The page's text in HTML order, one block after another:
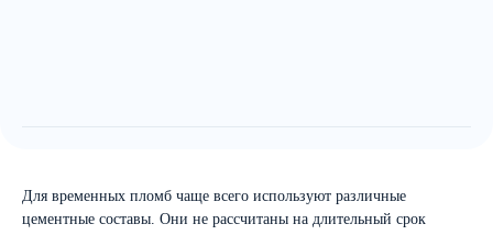
Для временных пломб чаще всего используют различные
цементные составы. Они не рассчитаны на длительный срок